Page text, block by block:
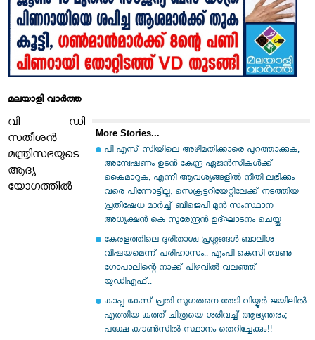
മലയാളി വാര്‍ത്ത
More Stories...
പി എസ് സിയിലെ അഴിമതിക്കാരെ പുറത്താക്കുക,
അന്വേഷണം ഉടൻ കേന്ദ്ര ഏജൻസികൾക്ക്
കൈമാറുക, എന്നീ ആവശ്യങ്ങളിൽ നീതി ലഭിക്കും
വരെ പിന്നോട്ടില്ല; സെക്രട്ടറിയേറ്റിലേക്ക് നടത്തിയ
പ്രതിഷേധ മാർച്ച് ബിജെപി മുൻ സംസ്ഥാന
അധ്യക്ഷൻ കെ സുരേന്ദ്രൻ ഉദ്ഘാടനം ചെയ്തു
കേരളത്തിലെ ദുരിതാശ്വ പ്രശ്നങ്ങൾ ബാലിശ
വിഷയമെന്ന് പരിഹാസം.. എംപി കെസി വേണു​
ഗോപാലിന്റെ നാക്ക് പിഴവിൽ വലഞ്ഞ്
യുഡിഎഫ്..
കാപ്പ കേസ് പ്രതി സു​ഗതനെ തേടി വിയ്യൂർ ജയിലിൽ
എത്തിയ കത്ത് ചിത്രയെ ശരിവച്ച് ആഭ്യന്തരം;
പക്ഷേ കൗൺസിൽ സ്ഥാനം തെറിച്ചേക്കും!!
വി ഡി
സതീശൻ
മന്ത്രിസഭയുടെ
ആദ്യ
യോഗത്തിൽ